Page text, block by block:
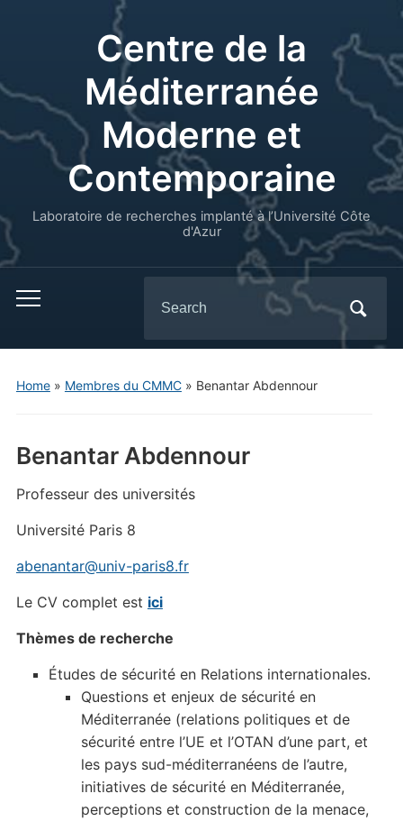
Centre de la
Méditerranée
Moderne et
Contemporaine
Laboratoire de recherches implanté à l’Université Côte
d'Azur
for:
Home» Membres du CMMC» Benantar Abdennour
Benantar Abdennour
Professeur des universités
Université Paris 8
abenantar@univ-paris8.fr
Le CV complet est ici
Thèmes de recherche
Études de sécurité en Relations internationales.
Questions et enjeux de sécurité en
Méditerranée (relations politiques et de
sécurité entre l’UE et l’OTAN d’une part, et
les pays sud-méditerranéens de l’autre,
initiatives de sécurité en Méditerranée,
perceptions et construction de la menace,